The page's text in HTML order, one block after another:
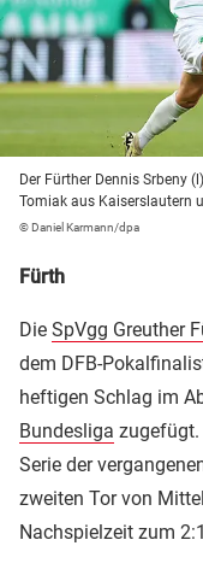
Der Fürther Dennis Srbeny
Tomiak aus Kaiserslautern
© Daniel Karmann/dpa
Fürth
Die SpVgg Greuther
dem DFB-
heftigen Schlag im
Bundesliga zugefügt.
Serie der
zweiten Tor von
Nachspielzeit zum